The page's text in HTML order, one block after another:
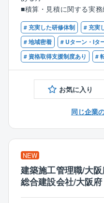
ことができる環境を用意
【同社について】
マンションのみならずガ
ホテルまで幅広く事業展
様々な業態の案件を手掛
スパイダープラスや
用にも積極的に取り組み
ら効率的な業務、そして
習得を図ることに挑戦し
また、社内で”スキルマ
的な所長へのステップア
支援制度、勉強会、メン
社員をサポートする体制
【特徴、魅力ポイント】
■信和グループの傘下に位
には不動産や設計事務所
境が整っています。
【建設系コンサルタント
ど）における、官公庁や
をご担当いただきます。
■具体的な仕事内容
発注機関（官公庁・電
入札情報収集および応札
【働き方】
務制度あり
・年間休日126日。土日
・転勤無し
■積算・見積に関する実
ード使用必須）
■普通自動車運転免許証
【歓迎するスキル・経験
建設コンサルタント業界
# 充実した研修体制 # 充実
# 地域密着
# Uターン・Iタ
# 資格取得支援制度あり
#
お気に入り
同じ企業
NEW
建築施工管理職/大
総合建設会社/大阪府